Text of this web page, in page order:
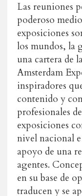
Las reuniones
poderoso
exposiciones
los mundos, la
una cartera de
Amsterdam
inspiradores
contenido y
profesionales
exposiciones
nivel nacional
apoyo de una
agentes.
en su base de
traducen y se